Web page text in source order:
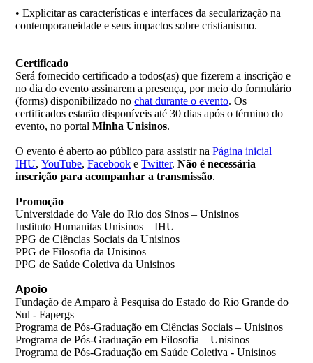
• Explicitar as características e interfaces da secularização na
contemporaneidade e seus impactos sobre cristianismo.
Certificado
Será fornecido certificado a todos(as) que fizerem a inscrição e
no dia do evento assinarem a presença, por meio do formulário
(forms) disponibilizado nochat durante o evento. Os
certificados estarão disponíveis até 30 dias após o término do
evento, no portalMinha Unisinos.
O evento é aberto ao público para assistir naPágina inicial
IHU,YouTube,Facebook eTwitter.Não é necessária
inscrição para acompanhar a transmissão.
Promoção
Universidade do Vale do Rio dos Sinos – Unisinos
Instituto Humanitas Unisinos – IHU
PPG de Ciências Sociais da Unisinos
PPG de Filosofia da Unisinos
PPG de Saúde Coletiva da Unisinos
Apoio
Fundação de Amparo à Pesquisa do Estado do Rio Grande do
Sul - Fapergs
Programa de Pós-Graduação em Ciências Sociais – Unisinos
Programa de Pós-Graduação em Filosofia – Unisinos
Programa de Pós-Graduação em Saúde Coletiva - Unisinos